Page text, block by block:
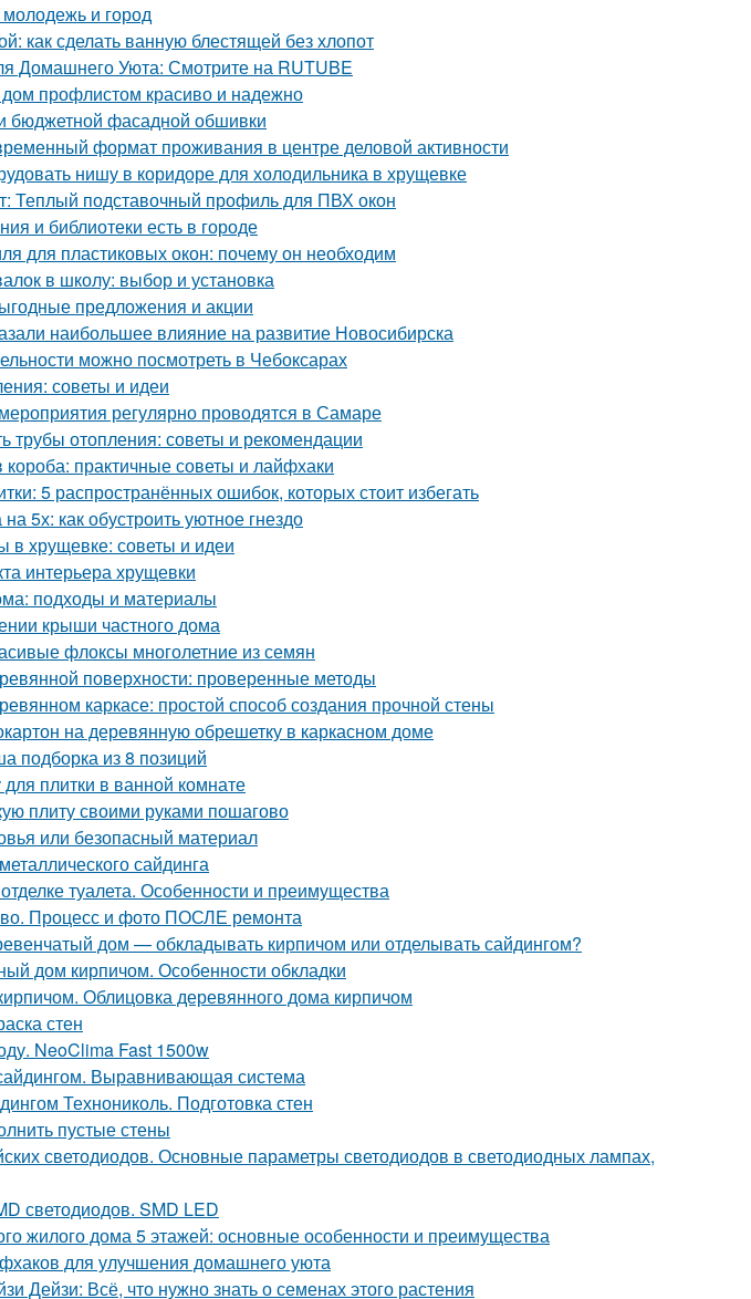
и город
как сделать ванную блестящей без хлопот
Домашнего Уюта: Смотрите на RUTUBE
профлистом красиво и надежно
бюджетной фасадной обшивки
формат проживания в центре деловой активности
нишу в коридоре для холодильника в хрущевке
Теплый подставочный профиль для ПВХ окон
и библиотеки есть в городе
для пластиковых окон: почему он необходим
в школу: выбор и установка
предложения и акции
наибольшее влияние на развитие Новосибирска
можно посмотреть в Чебоксарах
советы и идеи
регулярно проводятся в Самаре
трубы отопления: советы и рекомендации
короба: практичные советы и лайфхаки
5 распространённых ошибок, которых стоит избегать
5х: как обустроить уютное гнездо
в хрущевке: советы и идеи
интерьера хрущевки
подходы и материалы
крыши частного дома
флоксы многолетние из семян
поверхности: проверенные методы
каркасе: простой способ создания прочной стены
на деревянную обрешетку в каркасном доме
подборка из 8 позиций
плитки в ванной комнате
плиту своими руками пошагово
или безопасный материал
сайдинга
туалета. Особенности и преимущества
Процесс и фото ПОСЛЕ ремонта
дом — обкладывать кирпичом или отделывать сайдингом?
дом кирпичом. Особенности обкладки
Облицовка деревянного дома кирпичом
стен
NeoClima Fast 1500w
Выравнивающая система
Технониколь. Подготовка стен
пустые стены
светодиодов. Основные параметры светодиодов в светодиодных лампах,
светодиодов. SMD LED
жилого дома 5 этажей: основные особенности и преимущества
для улучшения домашнего уюта
Дейзи: Всё, что нужно знать о семенах этого растения